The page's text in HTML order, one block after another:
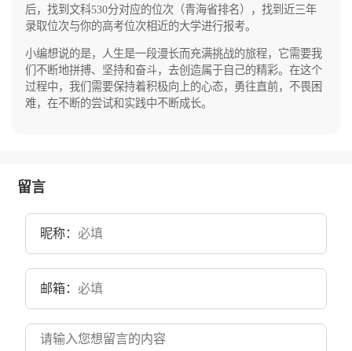
后，找到文科530分对应的位次（青海省排名），找到近三年
录取位次与你的高考位次相近的大学进行报考。
小编想说的是，人生是一段漫长而充满挑战的旅程，它需要我
们不断地拼搏、坚持和奋斗，去创造属于自己的精彩。在这个
过程中，我们需要保持着积极向上的心态，勇往直前，不畏困
难，在不断的尝试和实践中不断成长。
留言
昵称：
邮箱：